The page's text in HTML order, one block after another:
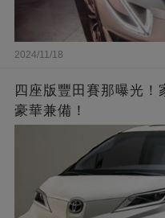
2024/11/18
四座版豐田賽那曝光！
豪華兼備！